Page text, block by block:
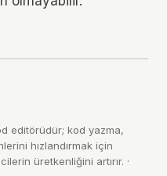
editörüdür; kod yazma,
hızlandırmak için
üretkenliğini artırır. ·